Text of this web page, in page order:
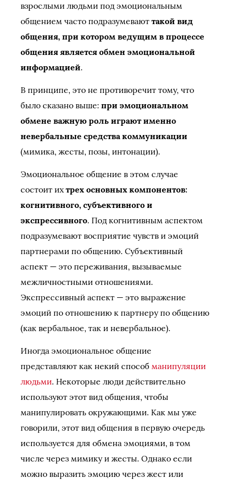
взрослыми людьми под эмоциональным
общением часто подразумевают такой вид
общения, при котором ведущим в процессе
общения является обмен эмоциональной
информацией.
В принципе, это не противоречит тому, что
было сказано выше: при эмоциональном
обмене важную роль играют именно
невербальные средства коммуникации
(мимика, жесты, позы, интонации).
Эмоциональное общение в этом случае
состоит ихтрех основных компонентов:
когнитивного, субъективного и
экспрессивного. Под когнитивным аспектом
подразумевают восприятие чувств и эмоций
партнерами по общению. Субъективный
аспект — это переживания, вызываемые
межличностными отношениями.
Экспрессивный аспект — это выражение
эмоций по отношению к партнеру по общению
(как вербальное, так и невербальное).
Иногда эмоциональное общение
представляют как некий способ манипуляции
людьми. Некоторые люди действительно
используют этот вид общения, чтобы
манипулировать окружающими. Как мы уже
говорили, этот вид общения в первую очередь
используется для обмена эмоциями, в том
числе через мимику и жесты. Однако если
можно выразить эмоцию через жест или